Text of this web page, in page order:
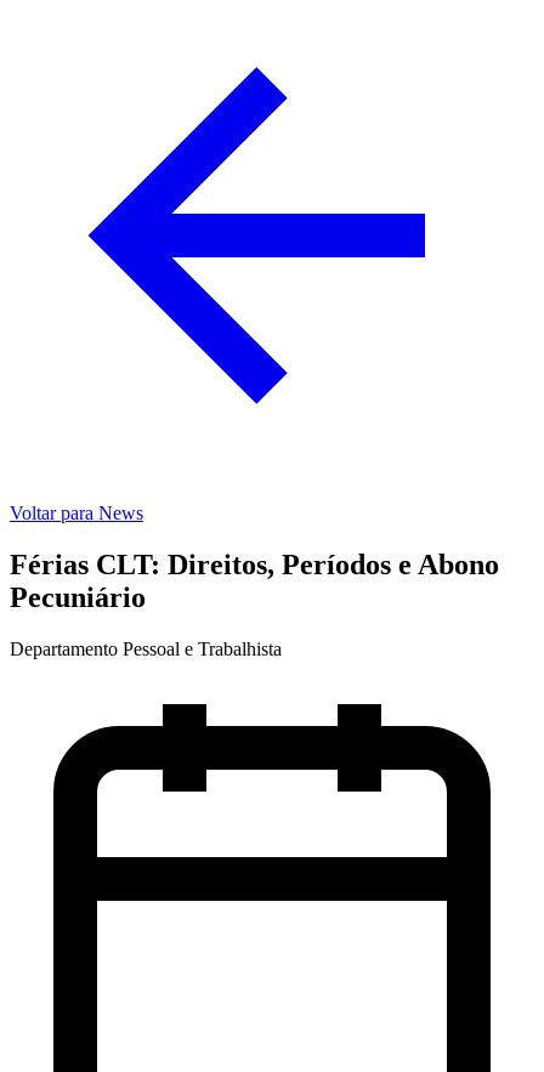
Voltar para News
Férias CLT: Direitos, Períodos e Abono
Pecuniário
Departamento Pessoal e Trabalhista